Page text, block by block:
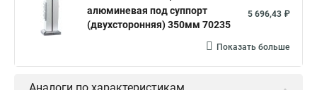
алюминевая под суппорт
(двухсторонняя) 350мм 70235
5 696,43 ₽
Показать больше